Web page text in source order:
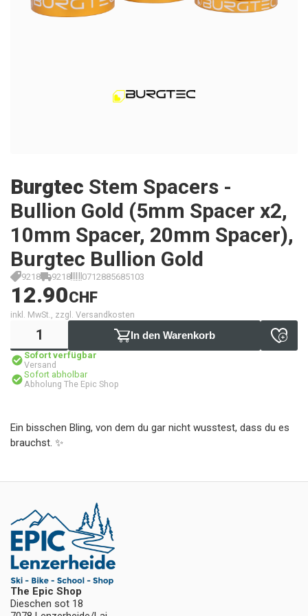
Burgtec Stem Spacers -
Bullion Gold (5mm Spacer x2,
10mm Spacer, 20mm Spacer),
Burgtec Bullion Gold
9218 9218 0712885685103
12.90CHF
inkl. MwSt., zzgl. Versandkosten
In den Warenkorb
Sofort verfügbar
Versand
Sofort abholbar
Abholung The Epic Shop
Ein bisschen Bling, von dem du gar nicht wusstest, dass du es
brauchst. ✨
The Epic Shop
Dieschen sot 18